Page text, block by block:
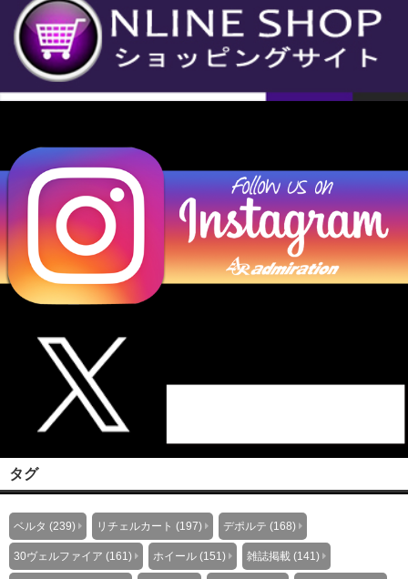
タグ
ベルタ (239) リチェルカート (197) デポルテ (168)
30ヴェルファイア (161) ホイール (151) 雑誌掲載 (141)